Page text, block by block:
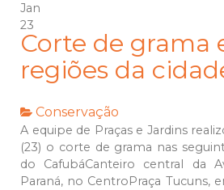
Jan
23
Corte de grama
regiões da
Conservação
A equipe de Praças e Jardins
(23) o corte de grama nas
do CafubáCanteiro central da
Paraná, no CentroPraça Tucuns,